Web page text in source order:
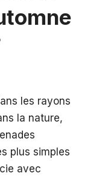
les rayons
la nature,
plus simples
avec